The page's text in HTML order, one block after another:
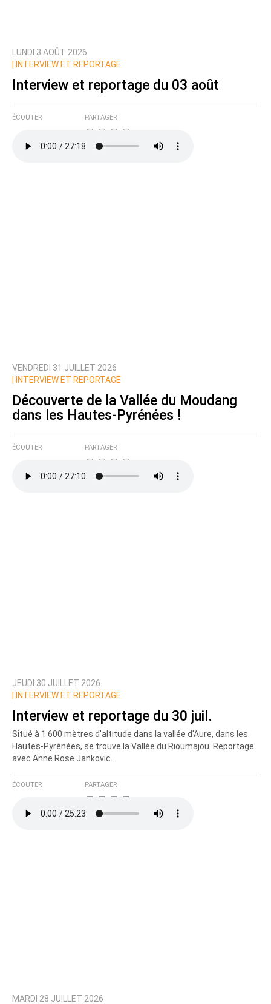
LUNDI 3 AOÛT 2026
INTERVIEW ET REPORTAGE
Interview et reportage du 03 août
ÉCOUTER PARTAGER
VENDREDI 31 JUILLET 2026
INTERVIEW ET REPORTAGE
Découverte de la Vallée du Moudang
dans les Hautes-Pyrénées !
ÉCOUTER PARTAGER
JEUDI 30 JUILLET 2026
INTERVIEW ET REPORTAGE
Interview et reportage du 30 juil.
Situé à 1 600 mètres d'altitude dans la vallée d'Aure, dans les
Hautes-Pyrénées, se trouve la Vallée du Rioumajou. Reportage
avec Anne Rose Jankovic.
ÉCOUTER PARTAGER
MARDI 28 JUILLET 2026